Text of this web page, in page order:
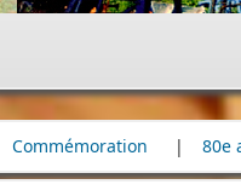
| 80e anniversaire du